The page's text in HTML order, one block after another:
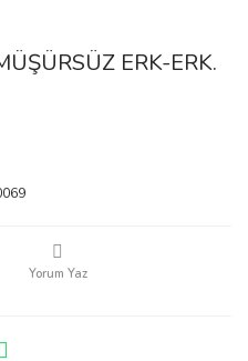
ERK-ERK.
Yorum Yaz